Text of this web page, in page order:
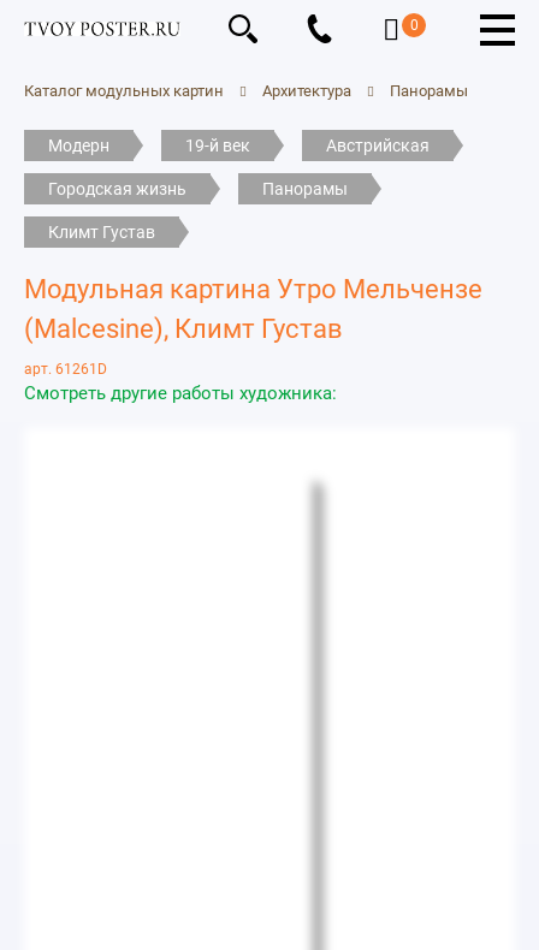
0
Каталог модульных картин Архитектура Панорамы
Модерн 19-й век Австрийская
Городская жизнь Панорамы
Климт Густав
Модульная картина Утро Мельчензе
(Malcesine), Климт Густав
арт. 61261D
Смотреть другие работы художника: